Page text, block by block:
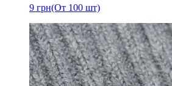
9 грн(От 100 шт)